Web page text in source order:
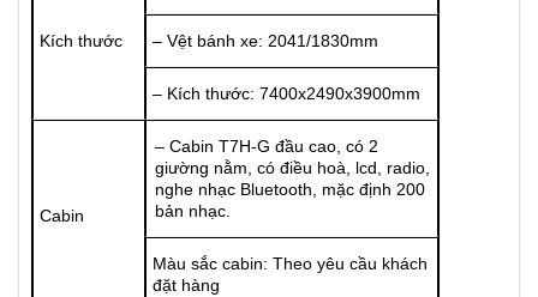
Kích thước – Vệt bánh xe: 2041/1830mm
– Kích thước: 7400x2490x3900mm
Cabin
– Cabin T7H-G đầu cao, có 2
giường nằm, có điều hoà, lcd, radio,
nghe nhạc Bluetooth, mặc định 200
bản nhạc.
Màu sắc cabin: Theo yêu cầu khách
đặt hàng